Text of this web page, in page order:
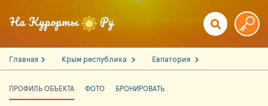
Главная Крым республика Евпатория
ПРОФИЛЬ ОБЪЕКТА ФОТО БРОНИРОВАТЬ